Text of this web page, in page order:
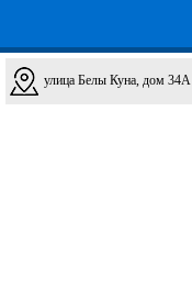
улица Белы Куна, дом 34A